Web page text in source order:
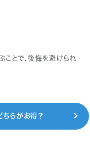
とで、後悔を避けられ
ちらがお得？